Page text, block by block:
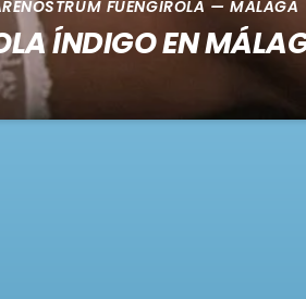
FUENGIROLA — MÁLAGA
ÍNDIGO EN